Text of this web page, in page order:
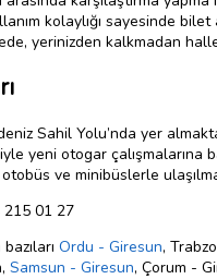
kolaylığı sayesinde bilet
yerinizden kalkmadan
Sahil Yolu’nda yer
yeni otogar çalışmalarına
ve minibüslerle
215 01 27
Ordu - Giresun,
Samsun - Giresun, Çorum -